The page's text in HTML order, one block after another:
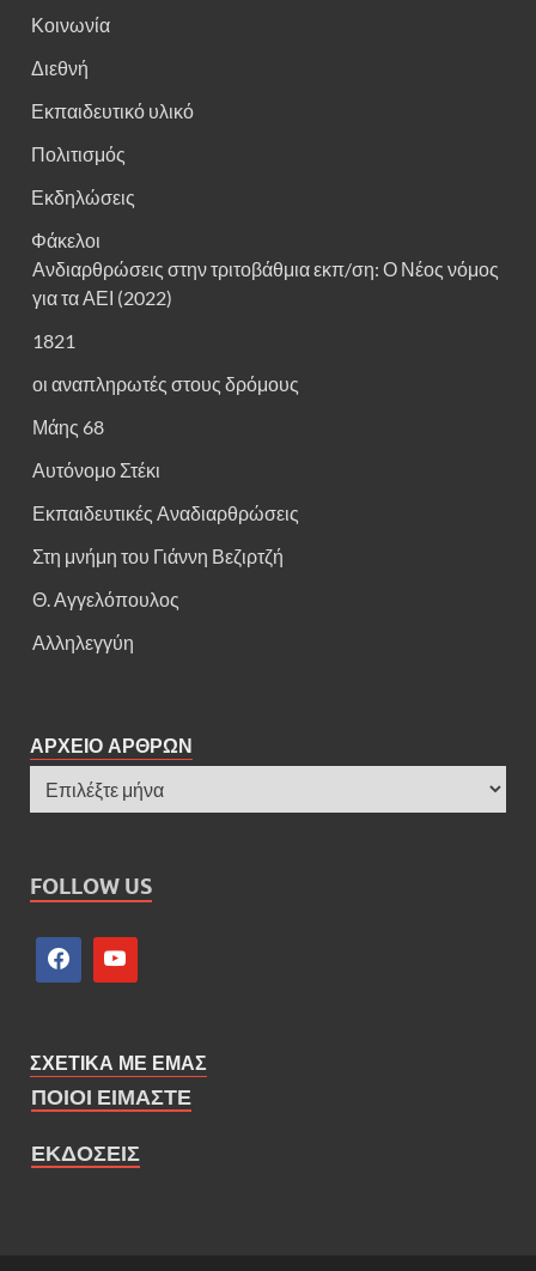
Κοινωνία
Διεθνή
Εκπαιδευτικό υλικό
Πολιτισμός
Εκδηλώσεις
Φάκελοι
Ανδιαρθρώσεις στην τριτοβάθμια εκπ/ση: Ο Νέος νόμος
για τα ΑΕΙ (2022)
1821
οι αναπληρωτές στους δρόμους
Μάης 68
Αυτόνομο Στέκι
Εκπαιδευτικές Αναδιαρθρώσεις
Στη μνήμη του Γιάννη Βεζιρτζή
Θ. Αγγελόπουλος
Αλληλεγγύη
ΑΡΧΕΙΟ ΑΡΘΡΩΝ
FOLLOW US
ΣΧΕΤΙΚΑ ΜΕ ΕΜΑΣ
ΠΟΙΟΙ ΕΙΜΑΣΤΕ
ΕΚΔΟΣΕΙΣ